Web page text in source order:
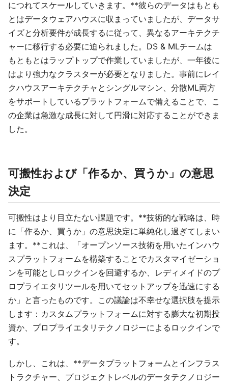
につれてスケールしていきます。**彼らのデータはもとも
とはデータウェアハウスに収まっていましたが、データサ
イズと分析要件が成長するに従って、異なるアーキテクチ
ャーに移行する必要に迫られました。DS & MLチームは
もともとはラップトップで作業していましたが、一年後に
はより強力なクラスターが必要となりました。事前にレイ
クハウスアーキテクチャとシングルマシン、分散ML両方
をサポートしているプラットフォームで備えることで、こ
の企業は急激な成長に対して円滑に対応することができま
した。
可搬性および「作るか、買うか」の意思
決定
可搬性はより目立たない課題です。**技術的な戦略は、時
に「作るか、買うか」の意思決定に単純化し過ぎてしまい
ます。**これは、「オープンソース技術を用いたインハウ
スプラットフォームを構築することでカスタマイゼーショ
ンを可能としロックインを回避するか、レディメイドのプ
ロプライエタリツールを用いてセットアップを迅速にする
か」と言ったものです。この議論は不幸せな選択肢を提示
します：カスタムプラットフォームに対する膨大な初期投
資か、プロプライエタリテクノロジーによるロックインで
す。
しかし、これは、**データプラットフォームとインフラス
トラクチャー、プロジェクトレベルのデータテクノロジー